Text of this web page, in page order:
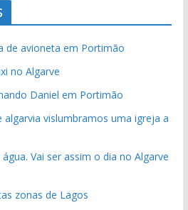
de avioneta em Portimão
no Algarve
Daniel em Portimão
algarvia vislumbramos uma igreja a
Vai ser assim o dia no Algarve
zonas de Lagos